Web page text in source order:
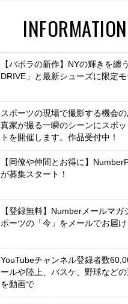
INFORMATION
【バボラの新作】NYの輝きを纏
DRIVE」と最新シューズに限定
スポーツの現場で撮影する機会
真家が撮る一瞬のシーンにスポ
トを開催します。作品受付中！
【同僚や仲間とお得に】
が募集スタート！
【登録無料】Numberメールマガ
ポーツの「今」をメールでお届け
YouTubeチャンネル登録者数
ールや陸上、バスケ、野球など
を動画で